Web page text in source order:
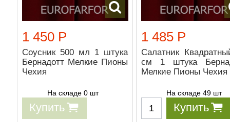
1 450 Р
Соусник 500 мл 1 штука
Бернадотт Мелкие Пионы
Чехия
На складе 0 шт
Купить
1 485 Р
Салатник
см 1 штука
Мелкие Пионы Чехия
На складе 49 шт
Купить